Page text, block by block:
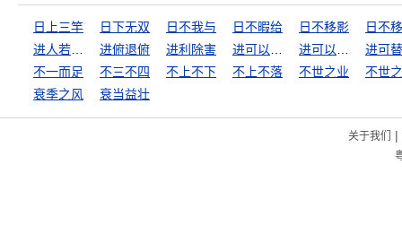
日上三竿 日下无双 日不我与 日不暇给 日不移影
日不
进俯退俯 进利除害
进可
不一而足
不三不四 不上不下 不上不落 不世之业
不世
衰季之风
衰当益壮
关于我们 |